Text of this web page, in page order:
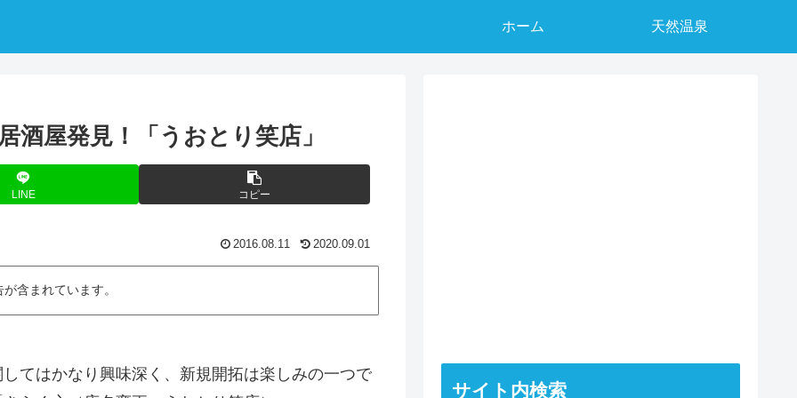
ホーム 天然温泉
酒屋発見！「うおとり笑店」
LINE コピー
2016.08.11 2020.09.01
含まれています。
てはかなり興味深く、新規開拓は楽しみの一つで
サイト内検索